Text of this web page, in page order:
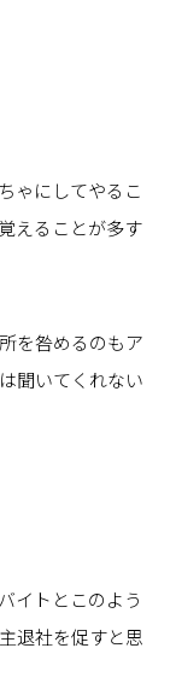
ゃにしてやるこ
えることが多す
を咎めるのもア
聞いてくれない
イトとこのよう
退社を促すと思